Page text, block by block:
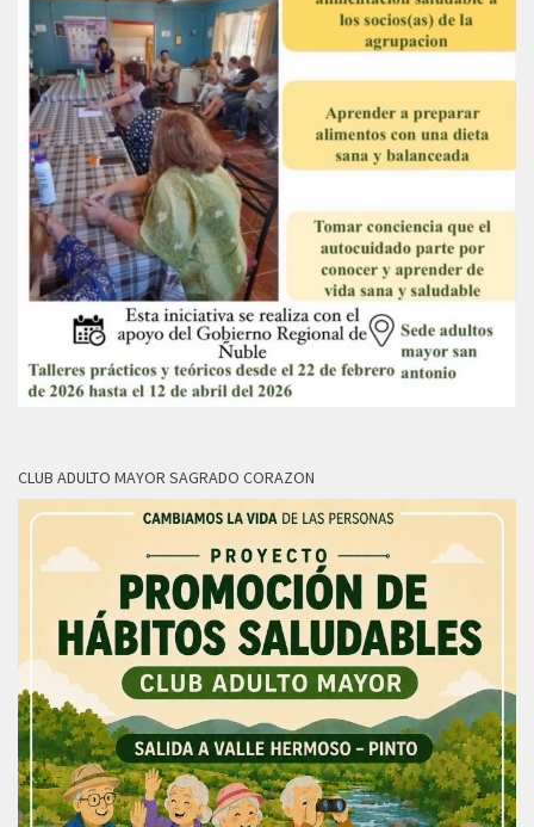
CLUB ADULTO MAYOR SAGRADO CORAZON